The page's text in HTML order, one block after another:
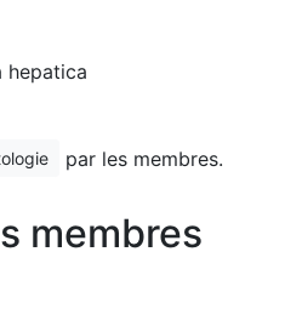
hepatica
par les membres.
membres